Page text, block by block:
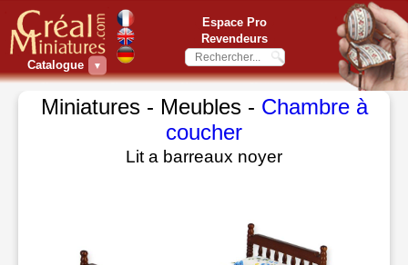
Catalogue ▼
Espace Pro
Revendeurs
Miniatures - Meubles - Chambre à
coucher
Lit a barreaux noyer